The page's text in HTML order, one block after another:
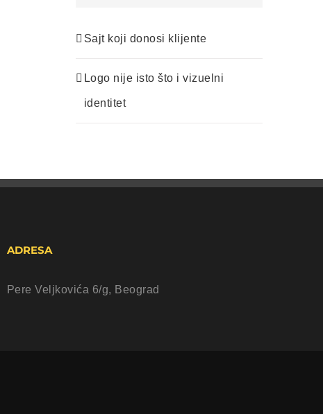
Sajt koji donosi klijente
Logo nije isto što i vizuelni
identitet
ADRESA
Pere Veljkovića 6/g, Beograd